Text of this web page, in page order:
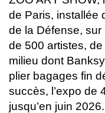
de Paris, installée
de la Défense,
de 500 artistes,
milieu dont
plier bagages fin
succès, l’expo de
jusqu’en juin 2026.